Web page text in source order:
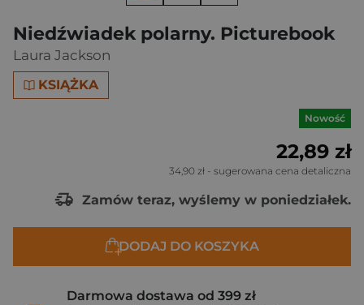
Niedźwiadek polarny. Picturebook
Laura Jackson
KSIĄŻKA
Nowość
22,89 zł
34,90 zł - sugerowana cena detaliczna
Zamów teraz, wyślemy w poniedziałek.
DODAJ DO KOSZYKA
Darmowa dostawa od 399 zł